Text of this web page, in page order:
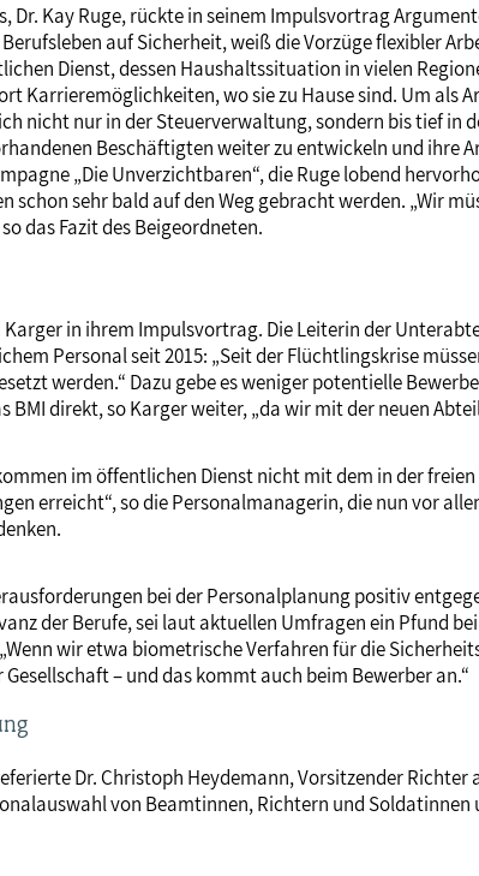
Dr. Kay Ruge, rückte in seinem Impulsvortrag
auf Sicherheit, weiß die Vorzüge flexibler
Dienst, dessen Haushaltssituation in vielen
Karrieremöglichkeiten, wo sie zu Hause sind. Um als
nicht nur in der Steuerverwaltung, sondern bis tief in
Beschäftigten weiter zu entwickeln und
„Die Unverzichtbaren“, die Ruge lobend
schon sehr bald auf den Weg gebracht werden. „Wir
das Fazit des Beigeordneten.
in ihrem Impulsvortrag. Die Leiterin der
Personal seit 2015: „Seit der Flüchtlingskrise
werden.“ Dazu gebe es weniger potentielle
direkt, so Karger weiter, „da wir mit der neuen
im öffentlichen Dienst nicht mit dem in der
erreicht“, so die Personalmanagerin, die nun vor
bei der Personalplanung positiv
der Berufe, sei laut aktuellen Umfragen ein Pfund
wir etwa biometrische Verfahren für die
– und das kommt auch beim Bewerber an.“
Dr. Christoph Heydemann, Vorsitzender
von Beamtinnen, Richtern und